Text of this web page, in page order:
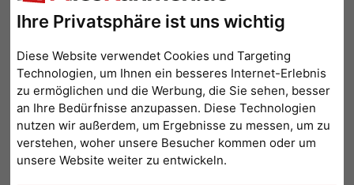
Ihre Privatsphäre ist uns wichtig
Diese Website verwendet Cookies und Targeting
Technologien, um Ihnen ein besseres Internet-Erlebnis
zu ermöglichen und die Werbung, die Sie sehen, besser
an Ihre Bedürfnisse anzupassen. Diese Technologien
nutzen wir außerdem, um Ergebnisse zu messen, um zu
verstehen, woher unsere Besucher kommen oder um
unsere Website weiter zu entwickeln.
Gleithaken